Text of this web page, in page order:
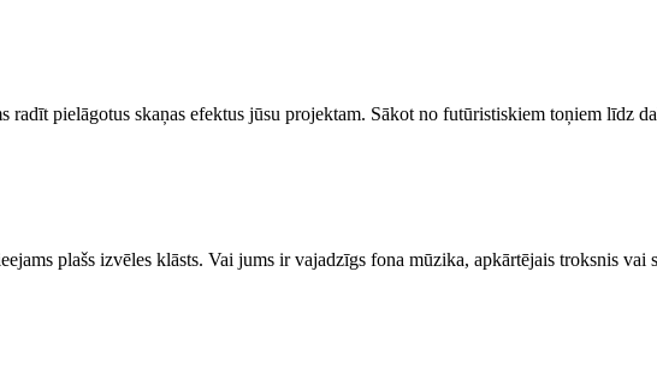
radīt pielāgotus skaņas efektus jūsu projektam. Sākot no futūristiskiem toņiem līdz
plašs izvēles klāsts. Vai jums ir vajadzīgs fona mūzika, apkārtējais troksnis